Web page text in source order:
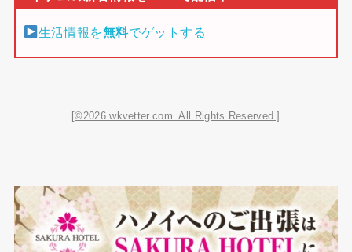
生活情報を無料でゲットする
[©2026 wkvetter.com. All Rights Reserved.]